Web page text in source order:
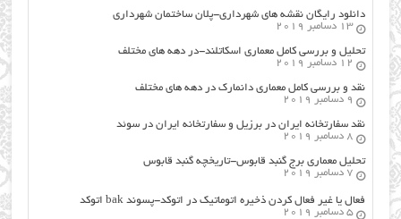
دانلود رایگان نقشه های شهرداری-پلان ساختمان شهرداری
13 دسامبر 2019
تحلیل و بررسی کامل معماری اسکاتلند-در دهه های مختلف
12 دسامبر 2019
نقد و بررسی کامل معماری دانمارک در دهه های مختلف
9 دسامبر 2019
نقد سفارتخانه ایران در برزیل و سفارتخانه ایران در سوئد
8 دسامبر 2019
تحلیل معماری برج گنبد قابوس-تاریخچه گنبد قابوس
7 دسامبر 2019
فعال یا غیر فعال کردن ذخیره اتوماتیک در اتوکد-پسوند bak اتوکد
5 دسامبر 2019